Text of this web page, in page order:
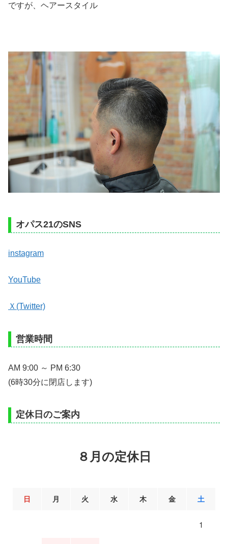
ですが、ヘアースタイル
オパス21のSNS
instagram
YouTube
Ｘ(Twitter)
営業時間
AM 9:00 ～ PM 6:30
(6時30分に閉店します)
定休日のご案内
８月の定休日
日 月 火 水 木 金 土
1